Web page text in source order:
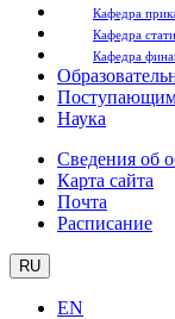
Кафедра
Кафедра
Кафедра
Наука
Сведения об
Карта сайта
Почта
Расписание
RU
EN